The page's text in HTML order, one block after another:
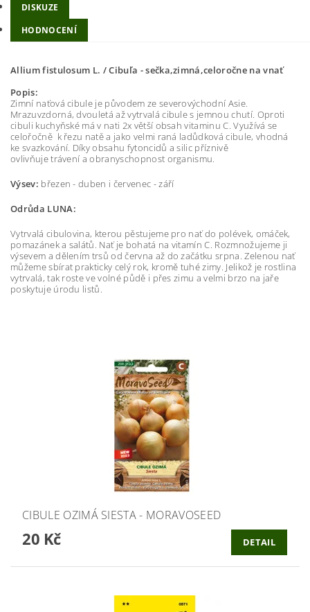
DISKUZE
HODNOCENÍ
Allium fistulosum L. / Cibuľa - sečka,zimná,celoročne na vnať
Popis:
Zimní naťová cibule je původem ze severovýchodní Asie.
Mrazuvzdorná, dvouletá až vytrvalá cibule s jemnou chutí. Oproti
cibuli kuchyňské má v nati 2x větší obsah vitaminu C. Využívá se
celořočně k řezu natě a jako velmi raná ladůdková cibule, vhodná
ke svazkování. Díky obsahu fytoncidů a silic příznivě
ovlivňuje trávení a obranyschopnost organismu.
Výsev: březen - duben i červenec - září
Odrůda LUNA:
Vytrvalá cibulovina, kterou pěstujeme pro nať do polévek, omáček,
pomazánek a salátů. Nať je bohatá na vitamín C. Rozmnožujeme ji
výsevem a dělením trsů od června až do začátku srpna. Zelenou nať
můžeme sbírat prakticky celý rok, kromě tuhé zimy. Jelikož je rostlina
vytrvalá, tak roste ve volné půdě i přes zimu a velmi brzo na jaře
poskytuje úrodu listů.
CIBULE OZIMÁ SIESTA - MORAVOSEED
20 Kč DETAIL